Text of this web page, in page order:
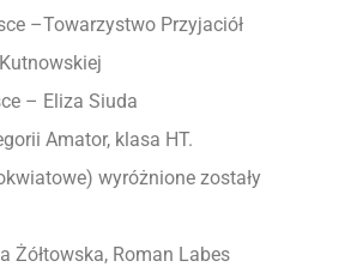
–Towarzystwo Przyjaciół
– Eliza Siuda
Amator, klasa HT.
wyróżnione zostały
Żółtowska, Roman Labes